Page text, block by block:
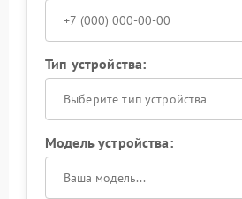
Тип устройства:
Выберите тип устройства
Модель устройства: